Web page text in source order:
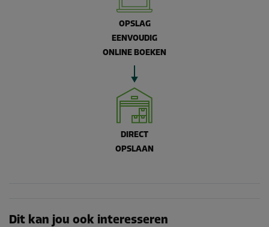
OPSLAG
EENVOUDIG
ONLINE BOEKEN
DIRECT
OPSLAAN
Dit kan jou ook interesseren